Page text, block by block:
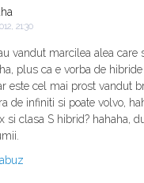
21:30
vandut marcilea alea care
plus ca e vorba de
este cel mai prost vandut
de infiniti si poate volvo,
si clasa S hibrid? hahaha,